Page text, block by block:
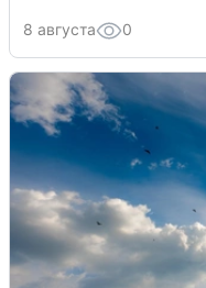
8 августа 0